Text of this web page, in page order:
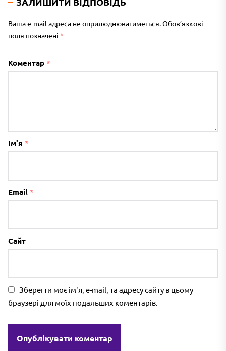
Ваша e-mail адреса не оприлюднюватиметься.Обов’язкові
поля позначені *
Коментар *
Ім'я *
Email *
Сайт
Зберегти моє ім'я, e-mail, та адресу сайту в цьому
браузері для моїх подальших коментарів.